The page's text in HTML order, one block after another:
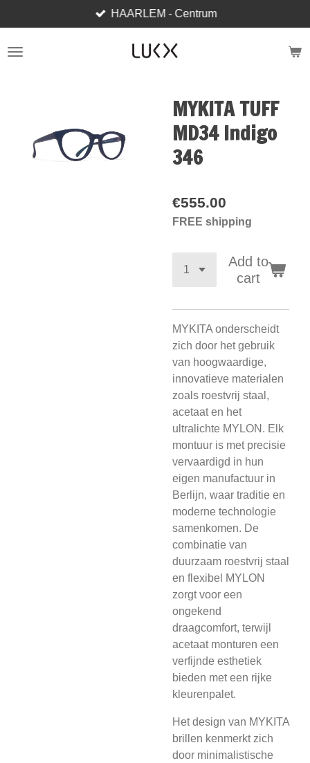
to
main
HAARLEM - Centrum
MYKITA TUFF
MD34 Indigo
346
€555.00
FREE shipping
Add to
cart
MYKITA onderscheidt
zich door het gebruik
van hoogwaardige,
innovatieve materialen
zoals roestvrij staal,
acetaat en het
ultralichte MYLON. Elk
montuur is met precisie
vervaardigd in hun
eigen manufactuur in
Berlijn, waar traditie en
moderne technologie
samenkomen. De
combinatie van
duurzaam roestvrij staal
en flexibel MYLON
zorgt voor een
ongekend
draagcomfort, terwijl
acetaat monturen een
verfijnde esthetiek
bieden met een rijke
kleurenpalet.
Het design van MYKITA
brillen kenmerkt zich
door minimalistische